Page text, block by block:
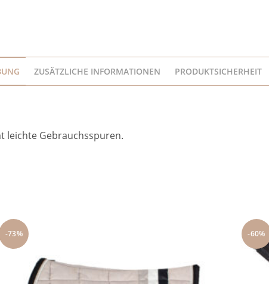
ZUSÄTZLICHE INFORMATIONEN PRODUKTSICHERHEIT
leichte Gebrauchsspuren.
-73% -60%